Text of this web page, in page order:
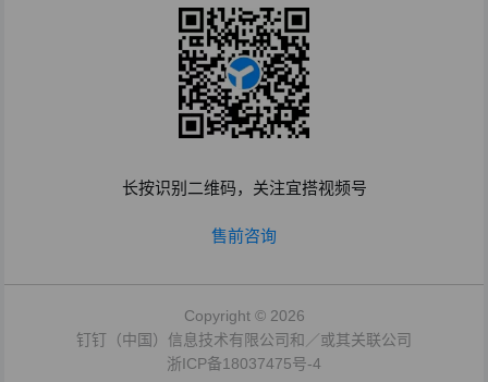
长按识别二维码，关注宜搭视频号
售前咨询
Copyright © 2026
钉钉（中国）信息技术有限公司和／或其关联公司
浙ICP备18037475号-4